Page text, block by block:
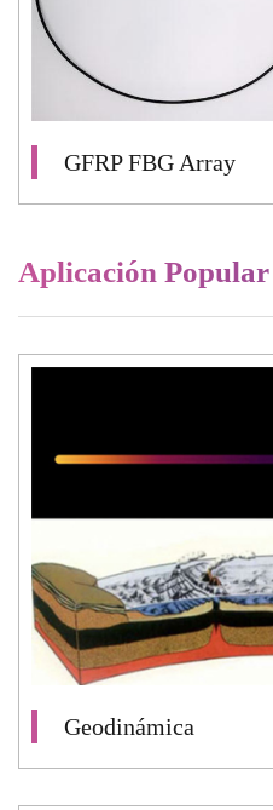
GFRP FBG Array
Aplicación
Geodinámica